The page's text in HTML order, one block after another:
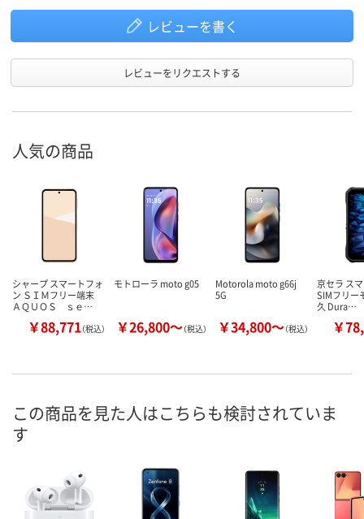
レビューを書く
レビューをリクエストする
人気の商品
シャープ スマートフォ
ン ＳＩＭフリー端末
ＡＱＵＯＳ ｓｅ…
￥88,771（税込）
モトローラ moto g05
￥26,800～（税込）
Motorola moto g66j
5G
￥34,800～（税込）
京セラ ス
SIMフリー
久 Dura…
￥
この商品を見た人はこちらも検討されていま
す